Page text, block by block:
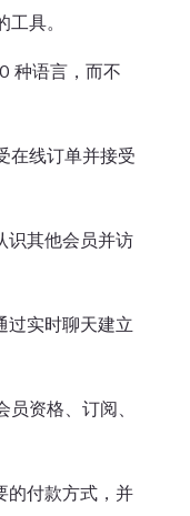
具。
种语言，而不
线订单并接受
识其他会员并访
过实时聊天建立
资格、订阅、
的付款方式，并